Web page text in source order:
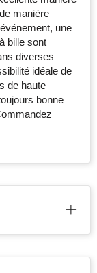
manière
une
bille sont
diverses
idéale de
de haute
bonne